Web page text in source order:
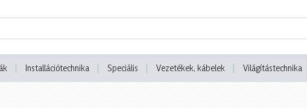
Installációtechnika Speciális Vezetékek, kábelek Világítástechnika